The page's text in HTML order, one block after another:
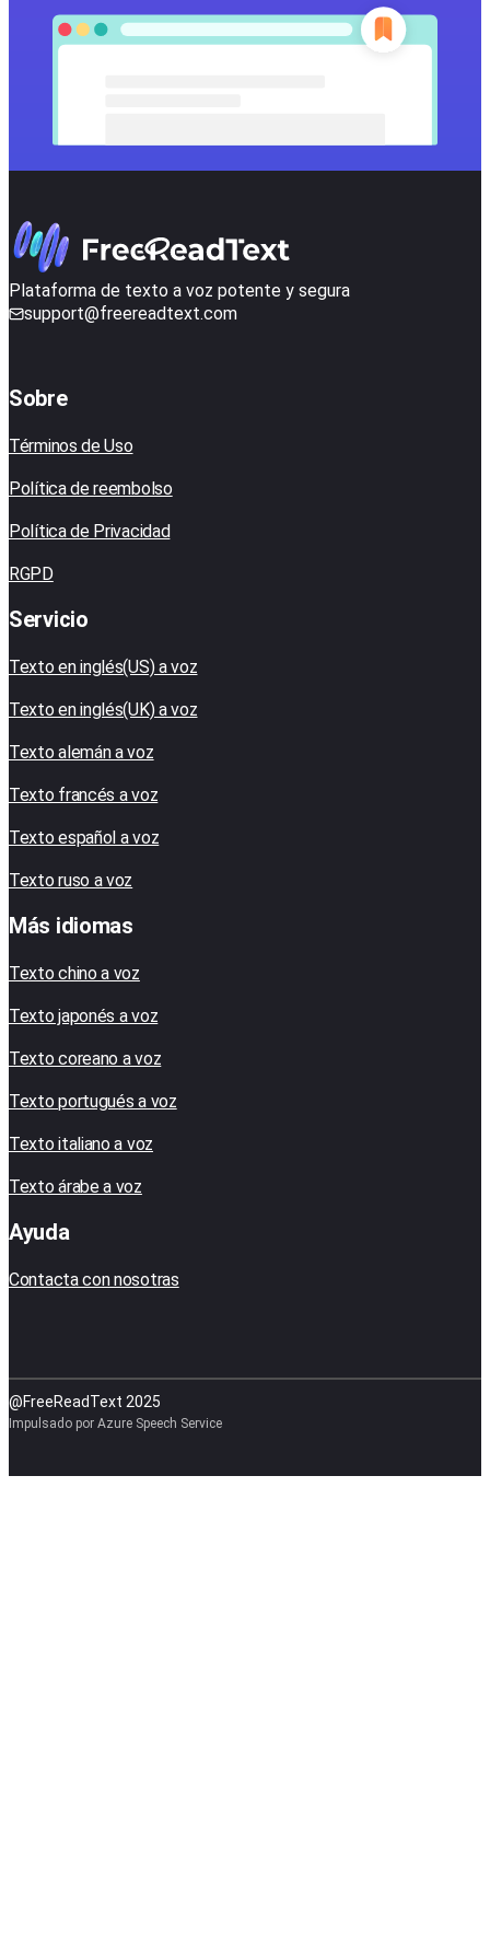
Plataforma de texto a voz potente y segura
support@freereadtext.com
Sobre
Términos de Uso
Política de reembolso
Política de Privacidad
RGPD
Servicio
Texto en inglés(US) a voz
Texto en inglés(UK) a voz
Texto alemán a voz
Texto francés a voz
Texto español a voz
Texto ruso a voz
Más idiomas
Texto chino a voz
Texto japonés a voz
Texto coreano a voz
Texto portugués a voz
Texto italiano a voz
Texto árabe a voz
Ayuda
Contacta con nosotras
@FreeReadText 2025
Impulsado por Azure Speech Service